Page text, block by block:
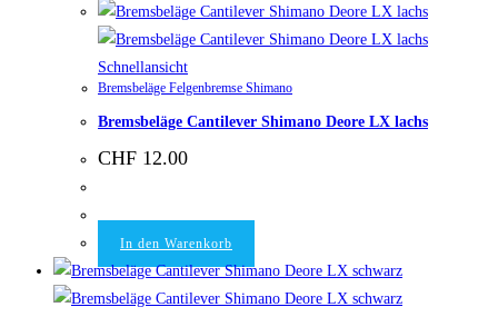
Schnellansicht
Bremsbeläge Felgenbremse Shimano
Bremsbeläge Cantilever Shimano Deore LX lachs
CHF 12.00
In den Warenkorb